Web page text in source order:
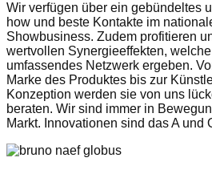
Wir verfügen über ein gebündeltes
how und beste Kontakte im
Showbusiness. Zudem profitieren
wertvollen Synergieeffekten,
umfassendes Netzwerk ergeben.
Marke des Produktes bis zur
Konzeption werden sie von uns
beraten. Wir sind immer in
Markt. Innovationen sind das A und